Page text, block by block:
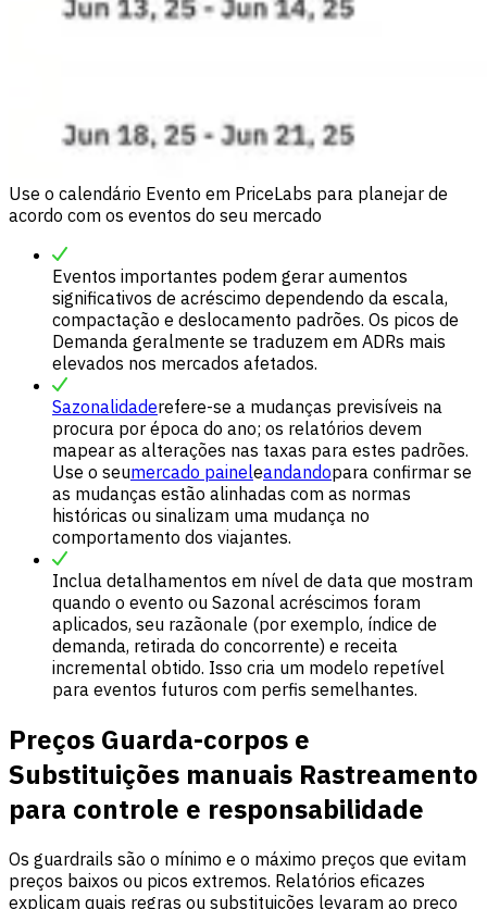
Use o calendário Evento em PriceLabs para planejar de
acordo com os eventos do seu mercado
Eventos importantes podem gerar aumentos
significativos de acréscimo dependendo da escala,
compactação e deslocamento padrões. Os picos de
Demanda geralmente se traduzem em ADRs mais
elevados nos mercados afetados.
Sazonalidaderefere-se a mudanças previsíveis na
procura por época do ano; os relatórios devem
mapear as alterações nas taxas para estes padrões.
Use o seumercado paineleandandopara confirmar se
as mudanças estão alinhadas com as normas
históricas ou sinalizam uma mudança no
comportamento dos viajantes.
Inclua detalhamentos em nível de data que mostram
quando o evento ou Sazonal acréscimos foram
aplicados, seu razãonale (por exemplo, índice de
demanda, retirada do concorrente) e receita
incremental obtido. Isso cria um modelo repetível
para eventos futuros com perfis semelhantes.
Preços Guarda-corpos e
Substituições manuais Rastreamento
para controle e responsabilidade
Os guardrails são o mínimo e o máximo preços que evitam
preços baixos ou picos extremos. Relatórios eficazes
explicam quais regras ou substituições levaram ao preço